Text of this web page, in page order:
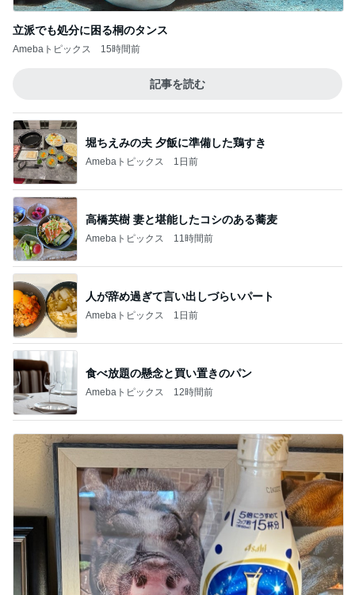
立派でも処分に困る桐のタンス
Amebaトピックス 15時間前
記事を読む
堀ちえみの夫 夕飯に準備した鶏すき
Amebaトピックス 1日前
高橋英樹 妻と堪能したコシのある蕎麦
Amebaトピックス 11時間前
人が辞め過ぎて言い出しづらいパート
Amebaトピックス 1日前
食べ放題の懸念と買い置きのパン
Amebaトピックス 12時間前